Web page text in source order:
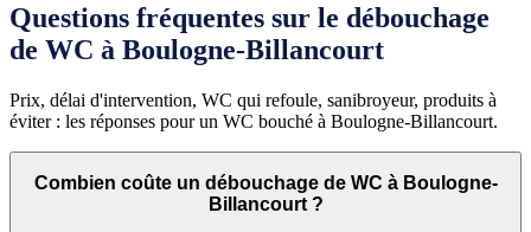
Questions fréquentes sur le débouchage
de WC à Boulogne-Billancourt
Prix, délai d'intervention, WC qui refoule, sanibroyeur, produits à
éviter : les réponses pour un WC bouché à Boulogne-Billancourt.
Combien coûte un débouchage de WC à Boulogne-
Billancourt ?